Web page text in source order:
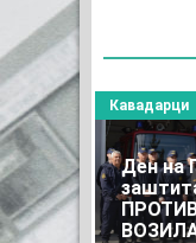
Ден на
Кавадарци